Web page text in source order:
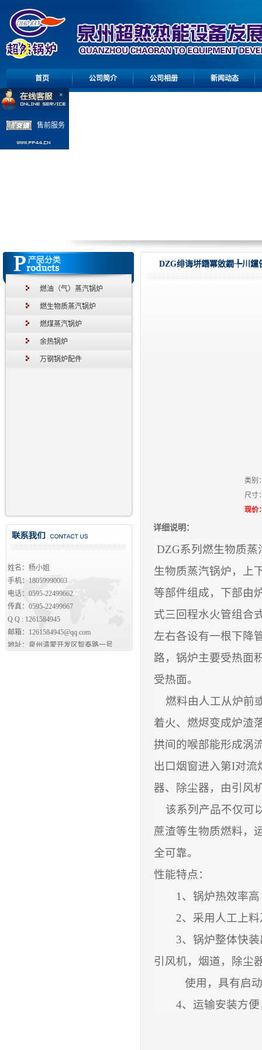
首页 公司简介 公司相册 新闻动态
燃油（气）蒸汽锅炉
燃生物质蒸汽锅炉
燃煤蒸汽锅炉
余热锅炉
万钢锅炉配件
姓名：杨小姐
手机：18059990003
电话：0595-22499662
传真：0595-22499667
Q Q : 1261584945
邮箱： 1261584945@qq.com
地址：泉州清蒙开发区智泰路一号
DZG绯诲垪鐕冪敓鐗╄川钂
类别
尺寸
现价
详细说明：
DZG系列燃生物质
生物质蒸汽锅炉，上
等部件组成，下部由
式三回程水火管组合
左右各设有一根下降
路，锅炉主要受热面
受热面。
燃料由人工从炉前
着火、燃烬变成炉渣
拱间的喉部能形成涡
出口烟窗进入第I对流
器、除尘器，由引风
该系列产品不仅可
蔗渣等生物质燃料，
全可靠。
性能特点：
1 、锅炉热效率高
2、采用人工上
3、锅炉整体快
引风机，烟道，除尘
使用，具有启
4、运输安装方
×
售前服务